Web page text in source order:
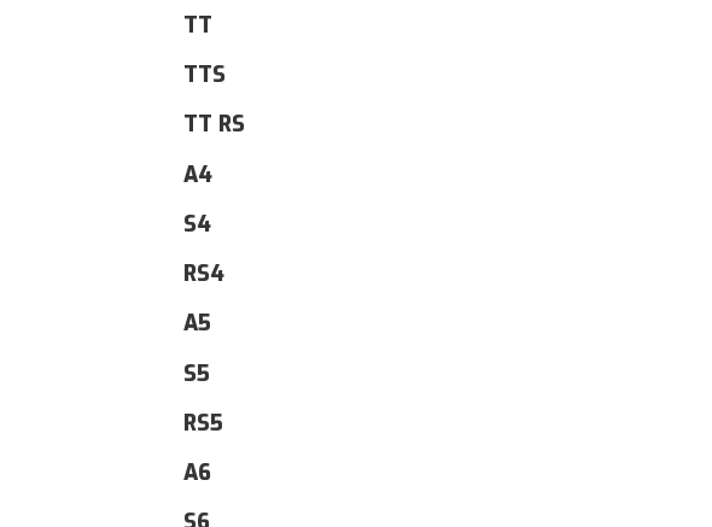
TT
TTS
TT RS
A4
S4
RS4
A5
S5
RS5
A6